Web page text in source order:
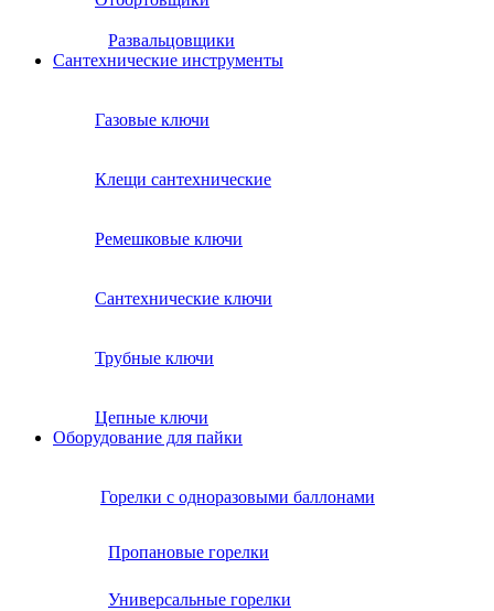
Развальцовщики
Сантехнические инcтрументы
Газовые ключи
Клещи сантехнические
Ремешковые ключи
Сантехнические ключи
Трубные ключи
Цепные ключи
Оборудование для пайки
Горелки с одноразовыми баллонами
Пропановые горелки
Универсальные горелки